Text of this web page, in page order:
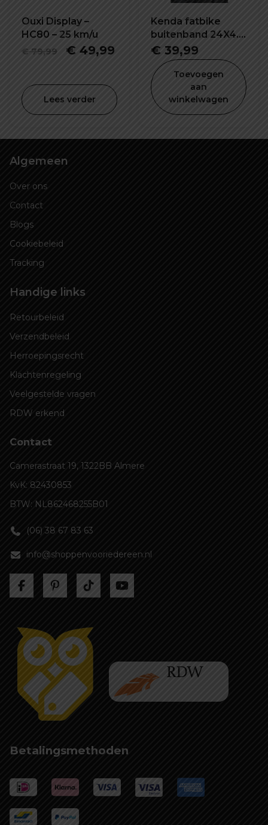
Ouxi Display –
HC80 – 25 km/u
€79,99
Oorspronkelijke
was:
€ 79,99.
€ 49,99 Huidige
€ 49,99.
Lees verder
Kenda fatbike
buitenband 24X4.0
inch K1188
€ 39,99
Toevoegen
aan
winkelwagen
Algemeen
Over ons
Contact
Blogs
Cookiebeleid
Tracking
Handige links
Retourbeleid
Verzendbeleid
Herroepingsrecht
Klachtenregeling
Veelgestelde vragen
RDW erkend
Contact
Camerastraat 19, 1322BB Almere
KvK: 82430853
BTW: NL862468255B01
(06) 38 67 83 63
info@shoppenvooriedereen.nl
Betalingsmethoden